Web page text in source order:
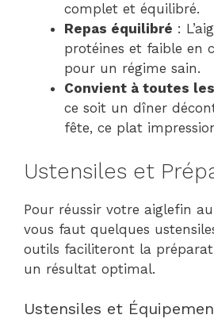
complet et équilibré.
Repas équilibré :
protéines et faible en
pour un régime sain.
Convient à toutes
ce soit un dîner
fête, ce plat
Ustensiles et
Pour réussir votre aiglefin
vous faut quelques
outils faciliteront la
un résultat optimal.
Ustensiles et